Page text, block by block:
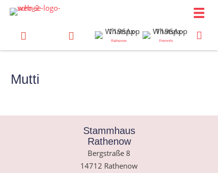
Zum
Inhalt
springen
Rathenow Premnitz
Mutti
Stammhaus
Rathenow
Bergstraße 8
14712 Rathenow